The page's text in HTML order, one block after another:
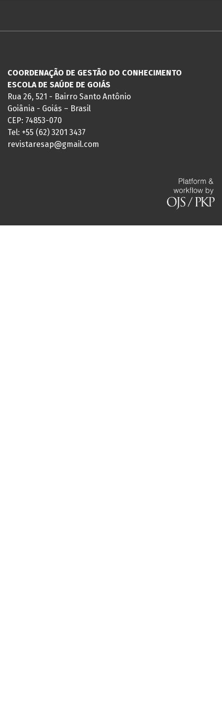
COORDENAÇÃO DE GESTÃO DO CONHECIMENTO
ESCOLA DE SAÚDE DE GOIÁS
Rua 26, 521 - Bairro Santo Antônio
Goiânia - Goiás – Brasil
CEP: 74853-070
Tel: +55 (62) 3201 3437
revistaresap@gmail.com